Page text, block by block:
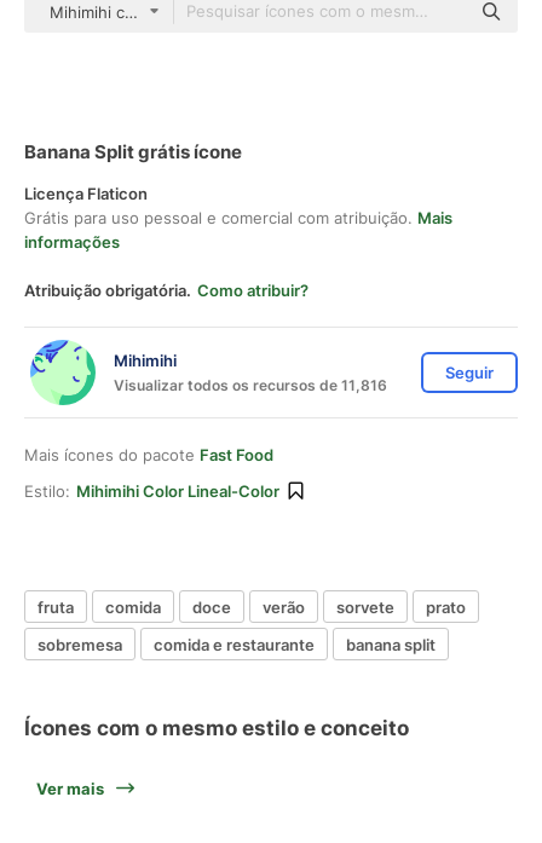
Mihimihi color lineal-color
Banana Split grátis ícone
Licença Flaticon
Grátis para uso pessoal e comercial com atribuição. Mais
informações
Atribuição obrigatória. Como atribuir?
Mihimihi
Visualizar todos os recursos de 11,816
Seguir
Mais ícones do pacote Fast Food
Estilo: Mihimihi Color Lineal-Color
fruta comida doce verão sorvete
prato
sobremesa
comida e restaurante banana split
Ícones com o mesmo estilo e conceito
Ver mais